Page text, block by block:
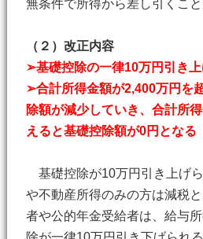
無条件で所得から差し引くこと
（２）改正内容
➢基礎控除の一律10万円引き
➢合計所得金額が2,400万円を
除額が減少していき、合計所
えると基礎控除額が0円となる
基礎控除が10万円引き上げ
や不動産所得のみの方は減税
者や公的年金受給者は、給与